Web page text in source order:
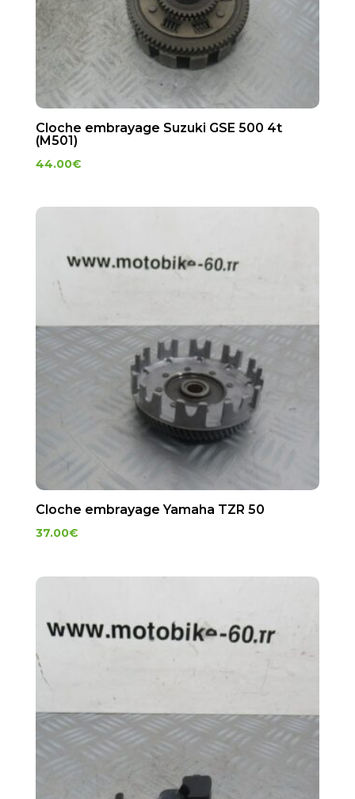
Cloche embrayage Suzuki GSE 500 4t
(M501)
44.00€
Cloche embrayage Yamaha TZR 50
37.00€